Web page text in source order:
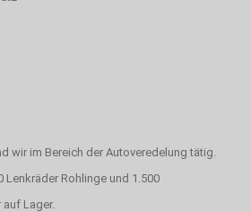
wir im Bereich der Autoveredelung tätig.
Lenkräder Rohlinge und 1.500
Lager.